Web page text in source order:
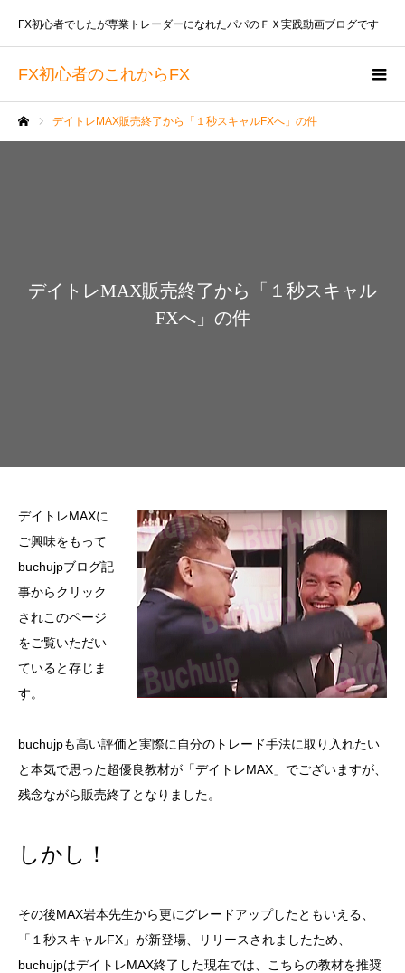
FX初心者のこれからFX
FX初心者でしたが専業トレーダーになれたパパのＦＸ実践動画ブログです
デイトレMAX販売終了から「１秒スキャルFXへ」の件
デイトレMAX販売終了から「１秒スキャル
FXへ」の件
デイトレMAXに
ご興味をもって
buchujpブログ記
事からクリック
されこのページ
をご覧いただい
ていると存じま
す。
buchujpも高い評価と実際に自分のトレード手法に取り入れたい
と本気で思った超優良教材が「デイトレMAX」でございますが、
残念ながら販売終了となりました。
しかし！
その後MAX岩本先生から更にグレードアップしたともいえる、
「１秒スキャルFX」が新登場、リリースされましたため、
buchujpはデイトレMAX終了した現在では、こちらの教材を推奨